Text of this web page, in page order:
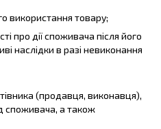
використання товару;
про дії споживача після його
наслідки в разі невиконання
(продавця, виконавця),
споживача, а також